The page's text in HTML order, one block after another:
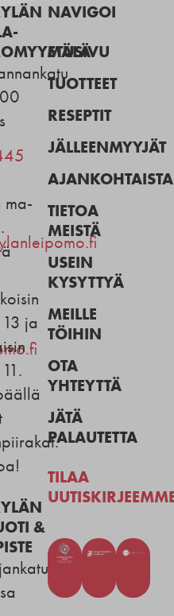
ma-
ja
&
NAVIGOI
ETUSIVU
TUOTTEET
RESEPTIT
JÄLLEENMYYJÄT
AJANKOHTAISTA
TIETOA
MEISTÄ
USEIN
KYSYTTYÄ
MEILLE
TÖIHIN
OTA
YHTEYTTÄ
JÄTÄ
PALAUTETTA
TILAA